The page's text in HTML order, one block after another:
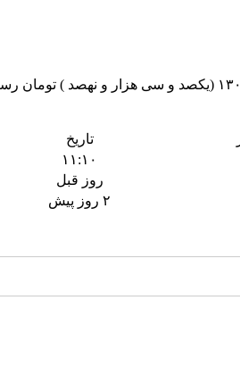
تاریخ
۱۱:۱۰
روز قبل
۲ روز پیش